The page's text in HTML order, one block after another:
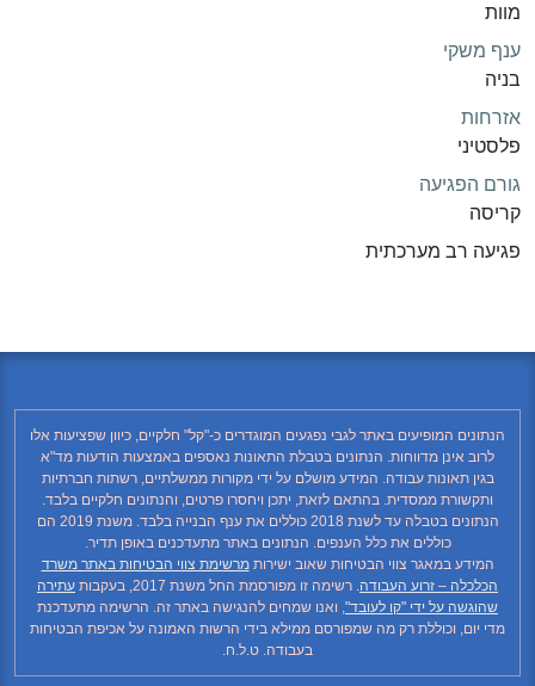
מוות
ענף משקי
בניה
אזרחות
פלסטיני
גורם הפגיעה
קריסה
פגיעה רב מערכתית
הנתונים המופיעים באתר לגבי נפגעים המוגדרים כ-"קל" חלקיים, כיוון שפציעות אלו
לרוב אינן מדווחות. הנתונים בטבלת התאונות נאספים באמצעות הודעות מד"א
בגין תאונות עבודה. המידע מושלם על ידי מקורות ממשלתיים, רשתות חברתיות
ותקשורת ממסדית. בהתאם לזאת, יתכן ויחסרו פרטים, והנתונים חלקיים בלבד.
הנתונים בטבלה עד לשנת 2018 כוללים את ענף הבנייה בלבד. משנת 2019 הם
כוללים את כלל הענפים. הנתונים באתר מתעדכנים באופן תדיר.
המידע במאגר צווי הבטיחות שאוב ישירותמרשימת צווי הבטיחות באתר משרד
הכלכלה – זרוע העבודה. רשימה זו מפורסמת החל משנת 2017, בעקבות
עתירה
שהוגשה על ידי "קו לעובד", ואנו שמחים להנגישה באתר זה. הרשימה מתעדכנת
מדי יום, וכוללת רק מה שמפורסם ממילא בידי הרשות האמונה על אכיפת הבטיחות
בעבודה. ט.ל.ח.